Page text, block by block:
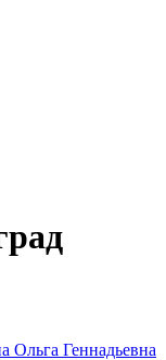
Ольга Геннадьевна